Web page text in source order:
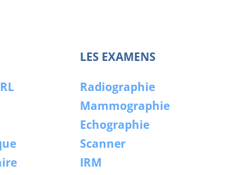
LES EXAMENS
Radiographie
Mammographie
Echographie
Scanner
IRM